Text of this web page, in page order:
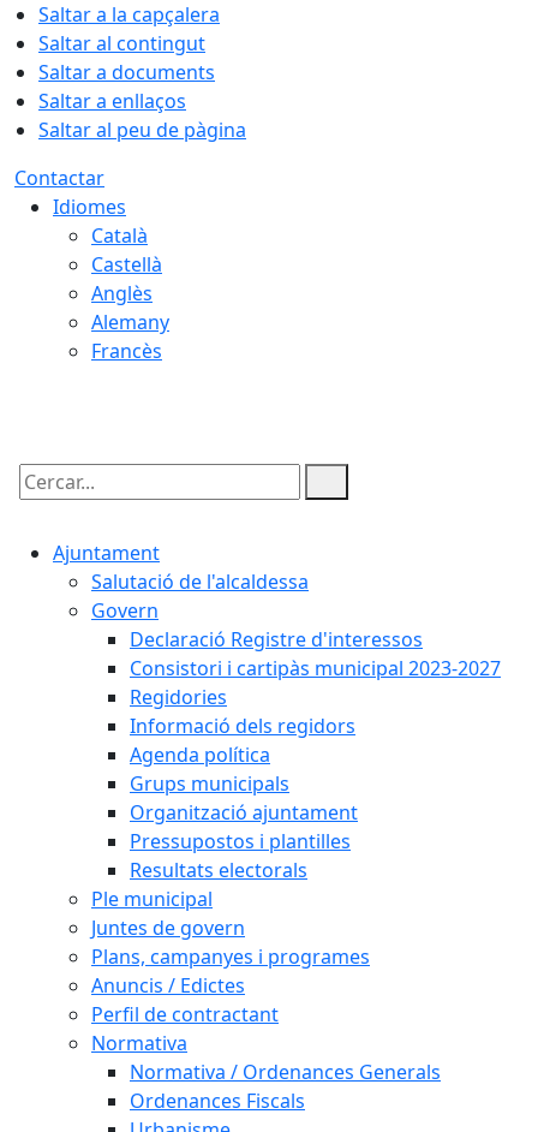
Saltar a la capçalera
Saltar al contingut
Saltar a documents
Saltar a enllaços
Saltar al peu de pàgina
Contactar
Idiomes
Català
Castellà
Anglès
Alemany
Francès
Cercar:
Ajuntament
Salutació de l'alcaldessa
Govern
Declaració Registre d'interessos
Consistori i cartipàs municipal 2023-2027
Regidories
Informació dels regidors
Agenda política
Grups municipals
Organització ajuntament
Pressupostos i plantilles
Resultats electorals
Ple municipal
Juntes de govern
Plans, campanyes i programes
Anuncis / Edictes
Perfil de contractant
Normativa
Normativa / Ordenances Generals
Ordenances Fiscals